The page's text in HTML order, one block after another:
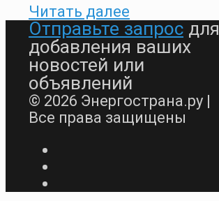
Читать далее
Отправьте запрос для
добавления ваших
новостей или
объявлений
© 2026 Энергострана.ру |
Все права защищены